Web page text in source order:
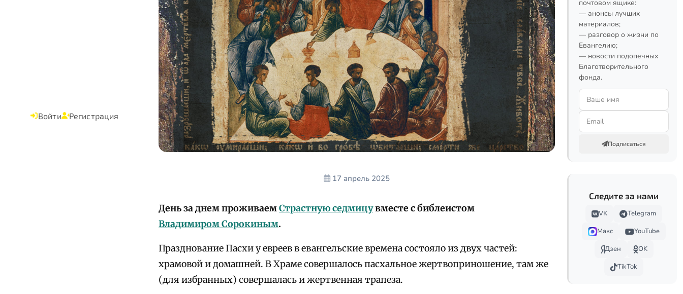
Войти Регистрация
17 апрель 2025
День за днем проживаемСтрастную седмицувместе с библеистом
Владимиром Сорокиным.
Празднование Пасхи у евреев в евангельские времена состояло из двух частей:
храмовой и домашней. В Храме совершалось пасхальное жертвоприношение, там же
(для избранных) совершалась и жертвенная трапеза.
почтовом ящике:
— анонсы лучших
материалов;
— разговор о жизни по
Евангелию;
— новости подопечных
Благотворительного
фонда.
Подписаться
Следите за нами
VK
Telegram
Макс
YouTube
Дзен
OK
TikTok